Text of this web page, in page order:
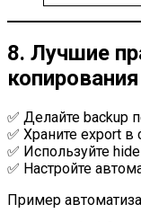
8. Лучшие
копирования
✅ Делайте backup
✅ Храните export в
✅ Используйте
✅ Настройте
Пример